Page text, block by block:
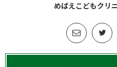
めばえこどもクリ